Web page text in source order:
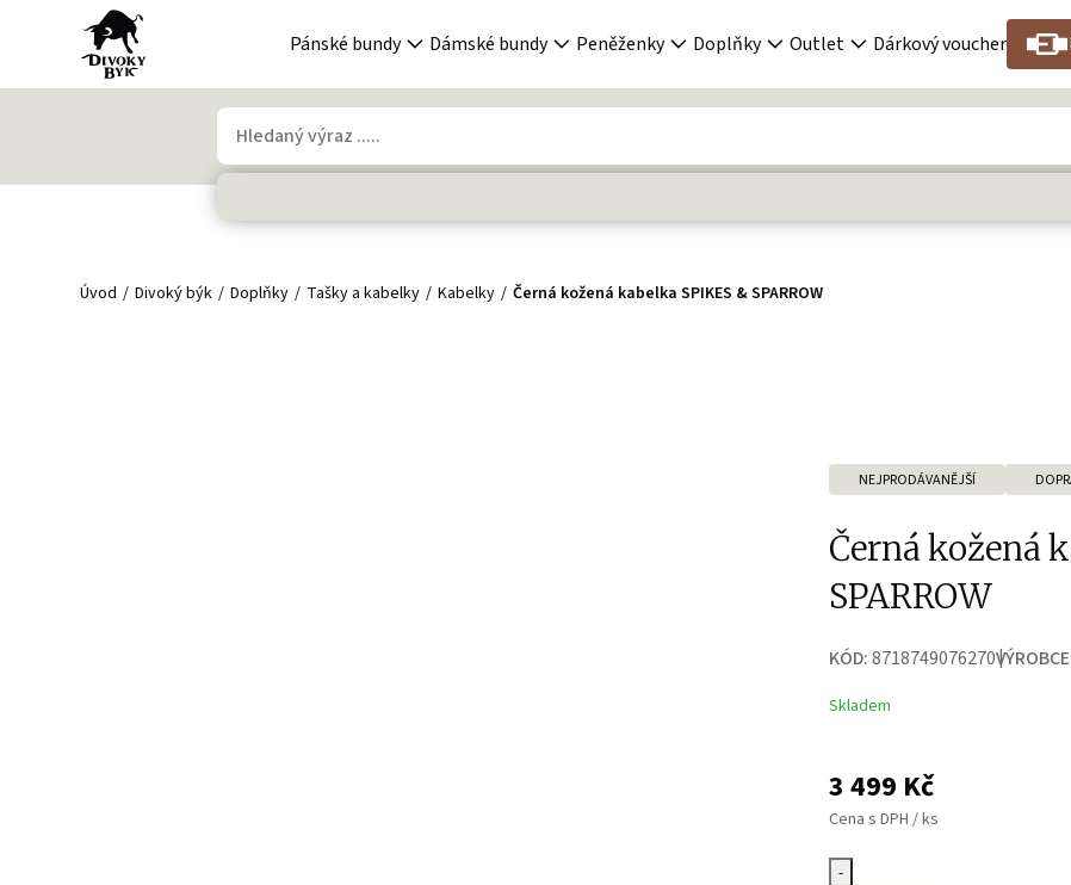
Pánské bundy Dámské bundy Peněženky Doplňky Outlet Dárkový voucher
Úvod Divoký býk Doplňky Tašky a kabelky Kabelky Černá kožená kabelka SPIKES & SPARROW
NEJPRODÁVANĚJŠÍ
Černá kožená
SPARROW
KÓD:8718749076270
Skladem
3 499 Kč
Cena s DPH / ks
-